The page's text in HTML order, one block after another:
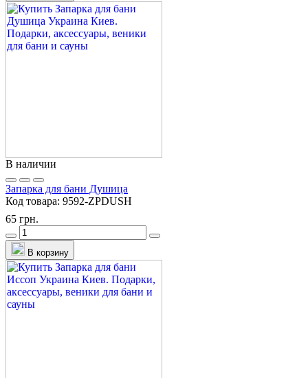
В наличии
Запарка для бани Душица
Код товара: 9592-ZPDUSH
65 грн.
В корзину